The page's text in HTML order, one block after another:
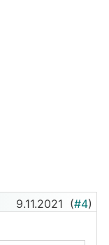
9.11.2021 (#4)